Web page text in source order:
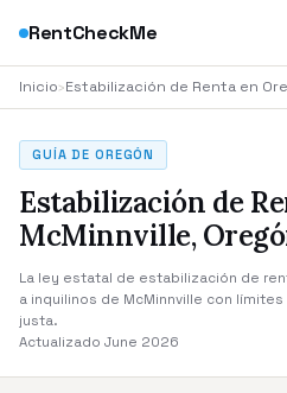
RentCheckMe
Inicio›Estabilización de Renta en
GUÍA DE OREGÓN
Estabilización de
McMinnville,
La ley estatal de estabilización de
a inquilinos de McMinnville con
justa.
Actualizado June 2026